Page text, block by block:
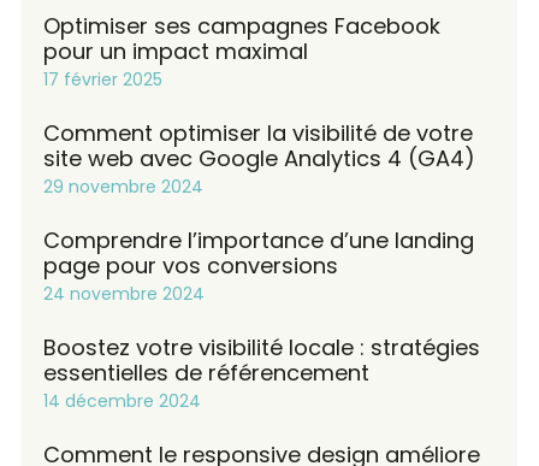
Optimiser ses campagnes Facebook
pour un impact maximal
17 février 2025
Comment optimiser la visibilité de votre
site web avec Google Analytics 4 (GA4)
29 novembre 2024
Comprendre l’importance d’une landing
page pour vos conversions
24 novembre 2024
Boostez votre visibilité locale : stratégies
essentielles de référencement
14 décembre 2024
Comment le responsive design améliore